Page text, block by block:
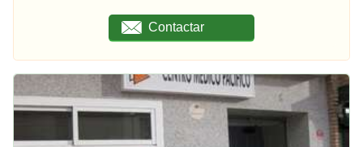
Contactar